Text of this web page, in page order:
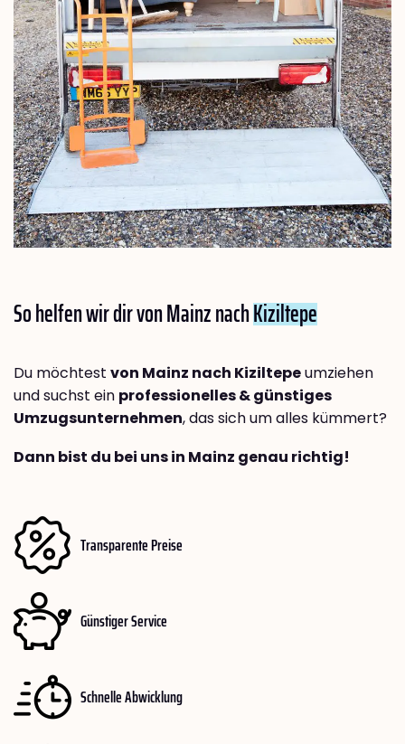
So helfen wir dir von Mainz nachKiziltepe
Du möchtest von Mainz nach Kiziltepeumziehen
und suchst ein professionelles & günstiges
Umzugsunternehmen, das sich um alles kümmert?
Dann bist du bei uns in Mainz genau richtig!
Transparente Preise
Günstiger Service
Schnelle Abwicklung